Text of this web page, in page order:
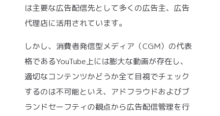
は主要な広告配信先として多くの広告主、広告
代理店に活用されています。
しかし、消費者発信型メディア（CGM）の代表
格であるYouTube上には膨大な動画が存在し、
適切なコンテンツかどうか全て目視でチェック
するのは不可能といえ、アドフラウドおよびブ
ランドセーフティの観点から広告配信管理を行